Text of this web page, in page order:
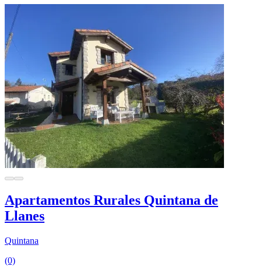
Apartamentos Rurales Quintana de
Llanes
Quintana
(0)